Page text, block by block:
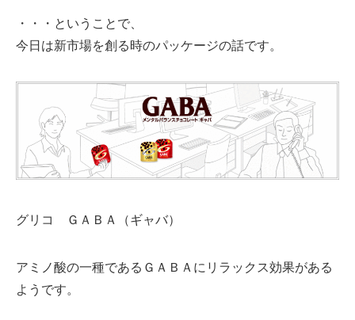
・・・ということで、
今日は新市場を創る時のパッケージの話です。
グリコ ＧＡＢＡ（ギャバ）
アミノ酸の一種であるＧＡＢＡにリラックス効果がある
ようです。